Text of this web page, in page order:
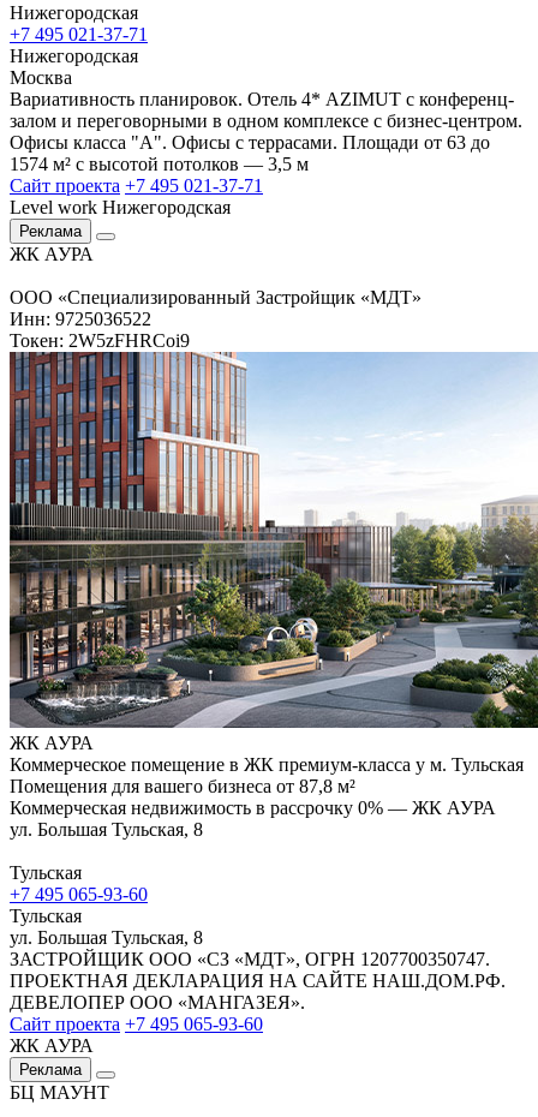
Нижегородская
+7 495 021-37-71
Нижегородская
Москва
Вариативность планировок. Отель 4* AZIMUT с конференц-
залом и переговорными в одном комплексе с бизнес-центром.
Офисы класса "А". Офисы с террасами. Площади от 63 до
1574 м² с высотой потолков — 3,5 м
Сайт проекта +7 495 021-37-71
Level work Нижегородская
Реклама
ЖК АУРА
ООО «Специализированный Застройщик «МДТ»
Инн: 9725036522
Токен: 2W5zFHRCoi9
ЖК АУРА
Коммерческое помещение в ЖК премиум-класса у м. Тульская
Помещения для вашего бизнеса от 87,8 м²
Коммерческая недвижимость в рассрочку 0% — ЖК АУРА
ул. Большая Тульская, 8
Тульская
+7 495 065-93-60
Тульская
ул. Большая Тульская, 8
ЗАСТРОЙЩИК ООО «СЗ «МДТ», ОГРН 1207700350747.
ПРОЕКТНАЯ ДЕКЛАРАЦИЯ НА САЙТЕ НАШ.ДОМ.РФ.
ДЕВЕЛОПЕР ООО «МАНГАЗЕЯ».
Сайт проекта +7 495 065-93-60
ЖК АУРА
Реклама
БЦ МАУНТ